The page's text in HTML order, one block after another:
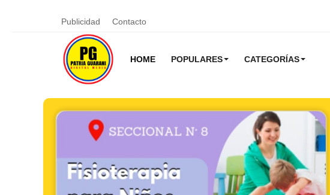
Publicidad Contacto
HOME POPULARES CATEGORÍAS